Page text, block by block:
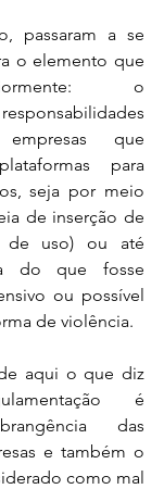
passaram a se
o elemento que
o
que
para
seja por meio
de inserção de
de uso) ou até
do que fosse
ou possível
de violência.
aqui o que diz
é
das
e também o
como mal